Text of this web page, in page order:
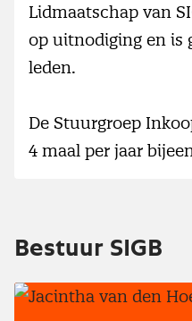
Lidmaatschap van
op uitnodiging en is
leden.
De Stuurgroep
4 maal per jaar
Bestuur SIGB